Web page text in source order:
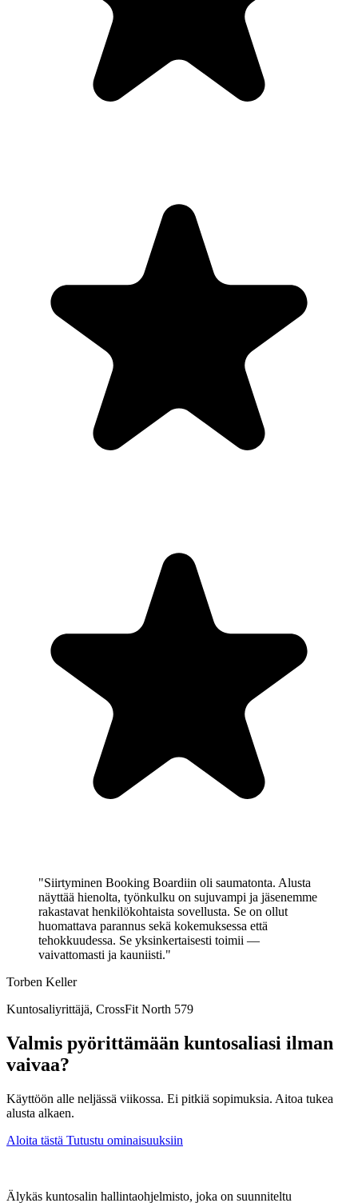
"Siirtyminen Booking Boardiin oli saumatonta. Alusta
näyttää hienolta, työnkulku on sujuvampi ja jäsenemme
rakastavat henkilökohtaista sovellusta. Se on ollut
huomattava parannus sekä kokemuksessa että
tehokkuudessa. Se yksinkertaisesti toimii —
vaivattomasti ja kauniisti."
Torben Keller
Kuntosaliyrittäjä, CrossFit North 579
Valmis pyörittämään kuntosaliasi ilman
vaivaa?
Käyttöön alle neljässä viikossa. Ei pitkiä sopimuksia. Aitoa tukea
alusta alkaen.
Aloita tästä Tutustu ominaisuuksiin
Älykäs kuntosalin hallintaohjelmisto, joka on suunniteltu